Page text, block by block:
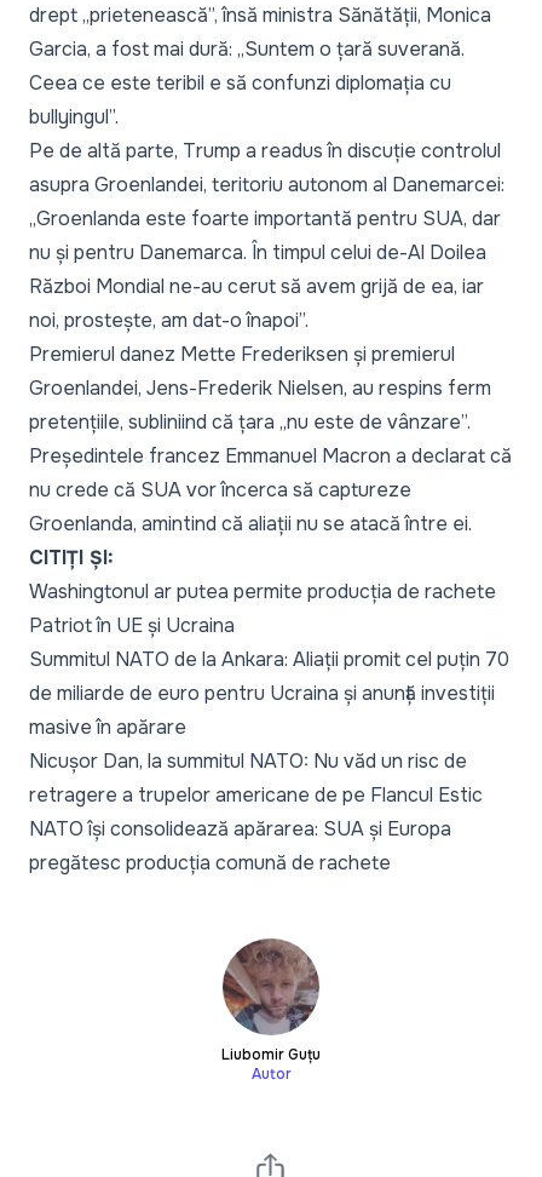
drept „prietenească”, însă ministra Sănătății, Monica
Garcia, a fost mai dură: „Suntem o țară suverană.
Ceea ce este teribil e să confunzi diplomația cu
bullyingul”.
Pe de altă parte, Trump a readus în discuție controlul
asupra Groenlandei, teritoriu autonom al Danemarcei:
„Groenlanda este foarte importantă pentru SUA, dar
nu și pentru Danemarca. În timpul celui de-Al Doilea
Război Mondial ne-au cerut să avem grijă de ea, iar
noi, prostește, am dat-o înapoi”.
Premierul danez Mette Frederiksen și premierul
Groenlandei, Jens-Frederik Nielsen, au respins ferm
pretențiile, subliniind că țara „nu este de vânzare”.
Președintele francez Emmanuel Macron a declarat că
nu crede că SUA vor încerca să captureze
Groenlanda, amintind că aliații nu se atacă între ei.
CITIȚI ȘI:
Washingtonul ar putea permite producția de rachete
Patriot în UE și Ucraina
Summitul NATO de la Ankara: Aliații promit cel puțin 70
de miliarde de euro pentru Ucraina și anunță investiții
masive în apărare
Nicușor Dan, la summitul NATO: Nu văd un risc de
retragere a trupelor americane de pe Flancul Estic
NATO își consolidează apărarea: SUA și Europa
pregătesc producția comună de rachete
Liubomir Guțu
Autor